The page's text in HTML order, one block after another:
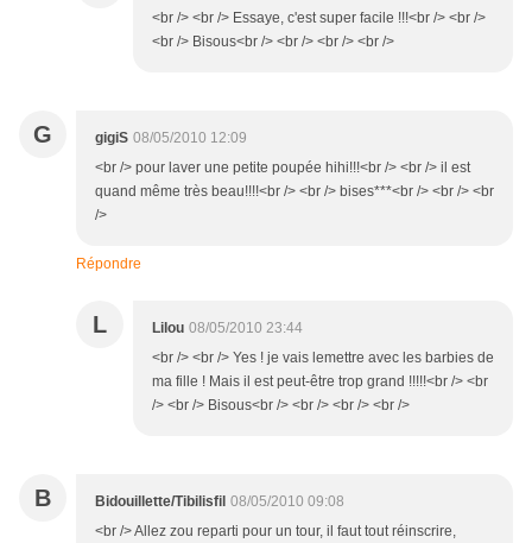
<br /> <br /> Essaye, c'est super facile !!!<br /> <br />
<br /> Bisous<br /> <br /> <br /> <br />
G gigiS 08/05/2010 12:09
<br /> pour laver une petite poupée hihi!!!<br /> <br /> il est
quand même très beau!!!!<br /> <br /> bises***<br /> <br /> <br
/>
Répondre
L Lilou 08/05/2010 23:44
<br /> <br /> Yes ! je vais lemettre avec les barbies de
ma fille ! Mais il est peut-être trop grand !!!!!<br /> <br
/> <br /> Bisous<br /> <br /> <br /> <br />
B Bidouillette/Tibilisfil 08/05/2010 09:08
<br /> Allez zou reparti pour un tour, il faut tout réinscrire,